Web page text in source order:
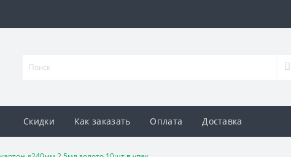
Скидки Как заказать Оплата Доставка